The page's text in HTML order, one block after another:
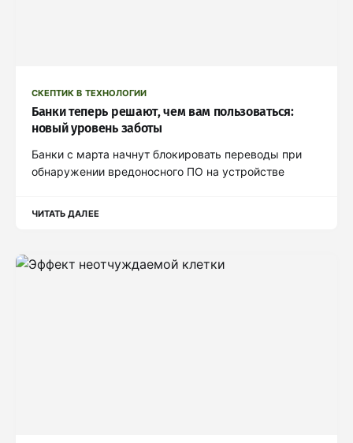
СКЕПТИК В ТЕХНОЛОГИИ
Банки теперь решают, чем вам пользоваться:
новый уровень заботы
Банки с марта начнут блокировать переводы при
обнаружении вредоносного ПО на устройстве
ЧИТАТЬ ДАЛЕЕ